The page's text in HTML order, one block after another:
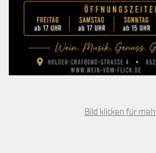
Bild klicken für